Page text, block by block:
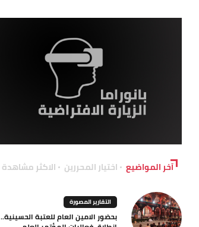
آخر المواضيع اختيار المحررين الاكثر مشاهدة
التقارير المصورة
بحضور الامين العام للعتبة الحسينية..